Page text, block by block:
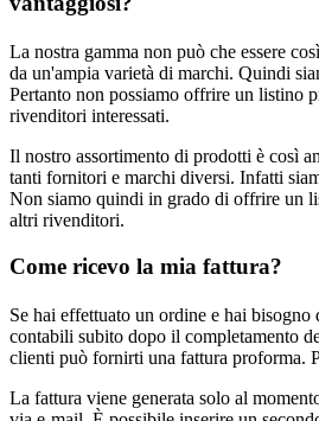
La nostra gamma non può che essere
da un'ampia varietà di marchi. Quindi
Pertanto non possiamo offrire un listino
rivenditori interessati.
Il nostro assortimento di prodotti è così
tanti fornitori e marchi diversi. Infatti
Non siamo quindi in grado di offrire un
altri rivenditori.
Come ricevo la mia fattura?
Se hai effettuato un ordine e hai
contabili subito dopo il completamento
clienti può fornirti una fattura proforma.
La fattura viene generata solo al